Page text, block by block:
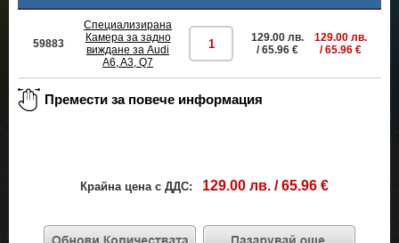
59883
Специализирана
Камера за задно
виждане за Audi
A6, A3, Q7
129.00 лв.
/ 65.96 €
129.00 лв.
/ 65.96 €
Крайна цена с ДДС: 129.00 лв. / 65.96 €